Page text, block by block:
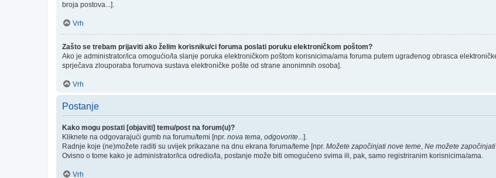
broja postova...].
Vrh
Zašto se trebam prijaviti ako želim korisniku/ci foruma poslati poruku elektroničkom poštom?
Ako je administrator/ica omogućio/la slanje poruka elektroničkom poštom korisnicima/ama foruma putem ugrađenog obrasca
sprječava zlouporaba forumova sustava elektroničke pošte od strane anonimnih osoba].
Vrh
Postanje
Kako mogu postati [objaviti] temu/post na forum(u)?
Kliknete na odgovarajući gumb na forumu/temi [npr. nova tema, odgovorite...].
Radnje koje (ne)možete raditi su uvijek prikazane na dnu ekrana foruma/teme [npr. Možete započinjati nove teme, Ne možete
Ovisno o tome kako je administrator/ica odredio/la, postanje može biti omogućeno svima ili, pak, samo registriranim korisnicima/ama.
Vrh